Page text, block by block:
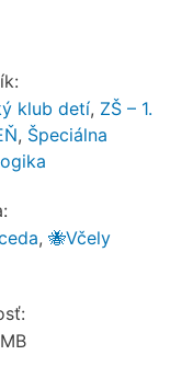
klub detí, ZŠ – 1.
, Špeciálna
, 🐝Včely